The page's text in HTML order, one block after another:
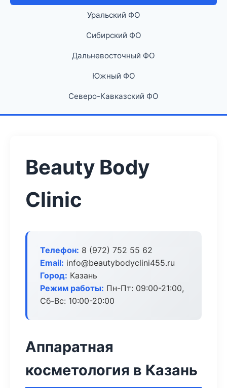
Уральский ФО
Сибирский ФО
Дальневосточный ФО
Южный ФО
Северо-Кавказский ФО
Beauty Body
Clinic
Телефон: 8 (972) 752 55 62
Email: info@beautybodyclini455.ru
Город: Казань
Режим работы: Пн-Пт: 09:00-21:00,
Сб-Вс: 10:00-20:00
Аппаратная
косметология в Казань